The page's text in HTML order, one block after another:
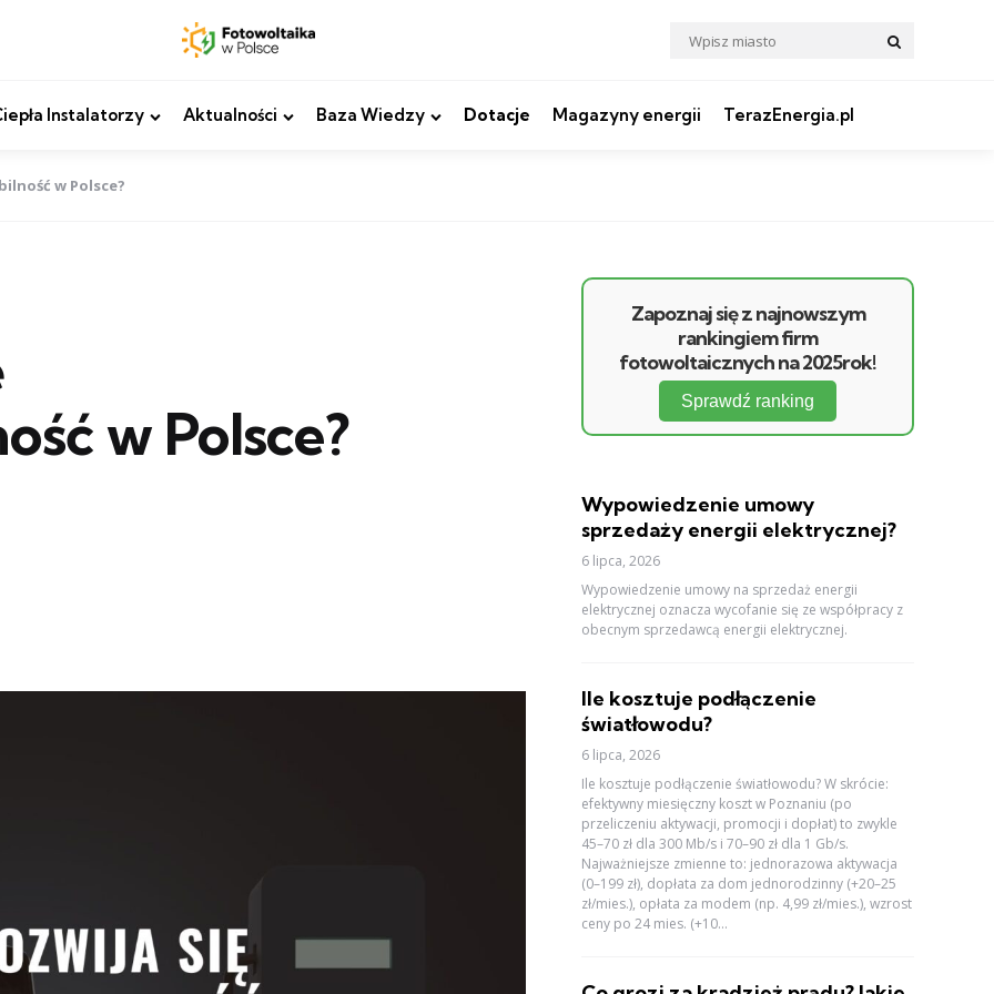
Search
for:
Instalatorzy Aktualności Baza Wiedzy Dotacje Magazyny energii TerazEnergia.pl
w Polsce?
w Polsce?
Zapoznaj się z najnowszym
rankingiem firm
fotowoltaicznych na 2025rok!
Sprawdź ranking
Wypowiedzenie umowy
sprzedaży energii elektrycznej?
6 lipca, 2026
Wypowiedzenie umowy na sprzedaż energii
elektrycznej oznacza wycofanie się ze współpracy z
obecnym sprzedawcą energii elektrycznej.
Ile kosztuje podłączenie
światłowodu?
6 lipca, 2026
Ile kosztuje podłączenie światłowodu? W skrócie:
efektywny miesięczny koszt w Poznaniu (po
przeliczeniu aktywacji, promocji i dopłat) to zwykle
45–70 zł dla 300 Mb/s i 70–90 zł dla 1 Gb/s.
Najważniejsze zmienne to: jednorazowa aktywacja
(0–199 zł), dopłata za dom jednorodzinny (+20–25
zł/mies.), opłata za modem (np. 4,99 zł/mies.), wzrost
ceny po 24 mies. (+10...